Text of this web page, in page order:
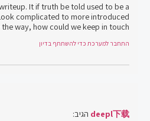
It if truth be told used to be a
complicated to more introduced
way, how could we keep in touch?
התחבר למערכת כדי להשתתף בדיון
deepl下载 הגיב: